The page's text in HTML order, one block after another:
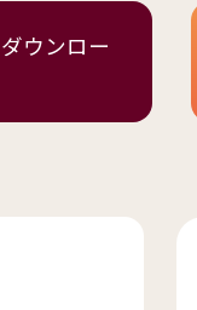
ダウンロー